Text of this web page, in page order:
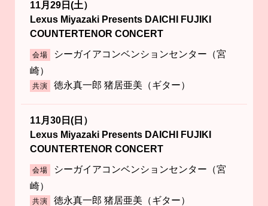
11月29日(土）
Lexus Miyazaki Presents DAICHI FUJIKI
COUNTERTENOR CONCERT
会場
シーガイアコンベンションセンター（宮
崎）
共演 徳永真一郎 猪居亜美（ギター）
11月30日(日）
Lexus Miyazaki Presents DAICHI FUJIKI
COUNTERTENOR CONCERT
会場
シーガイアコンベンションセンター（宮
崎）
共演 徳永真一郎 猪居亜美（ギター）